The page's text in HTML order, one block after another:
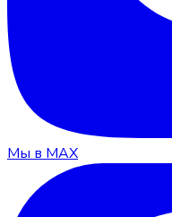
Мы в MAX